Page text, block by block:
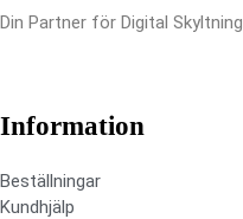
Din Partner för Digital Skyltning
Information
Beställningar
Kundhjälp